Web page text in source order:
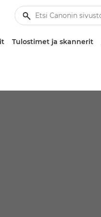
Tulostimet ja skannerit